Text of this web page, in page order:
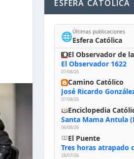
ESFERA CATÓLICA
🌐Últimas publicaciones
Esfera Católica
El Observador 1622
07/08/26
Camino Católico
07/08/26
Enciclopedia
06/08/26
El Puente
28/07/26